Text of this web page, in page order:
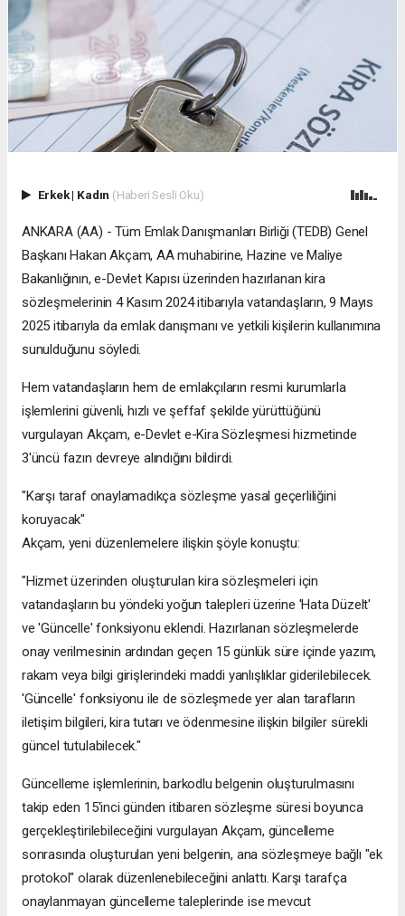
Erkek| Kadın (Haberi Sesli Oku)
ANKARA (AA) - Tüm Emlak Danışmanları Birliği (TEDB) Genel
Başkanı Hakan Akçam, AA muhabirine, Hazine ve Maliye
Bakanlığının, e-Devlet Kapısı üzerinden hazırlanan kira
sözleşmelerinin 4 Kasım 2024 itibarıyla vatandaşların, 9 Mayıs
2025 itibarıyla da emlak danışmanı ve yetkili kişilerin kullanımına
sunulduğunu söyledi.
Hem vatandaşların hem de emlakçıların resmi kurumlarla
işlemlerini güvenli, hızlı ve şeffaf şekilde yürüttüğünü
vurgulayan Akçam, e-Devlet e-Kira Sözleşmesi hizmetinde
3'üncü fazın devreye alındığını bildirdi.
"Karşı taraf onaylamadıkça sözleşme yasal geçerliliğini
koruyacak"
Akçam, yeni düzenlemelere ilişkin şöyle konuştu:
"Hizmet üzerinden oluşturulan kira sözleşmeleri için
vatandaşların bu yöndeki yoğun talepleri üzerine 'Hata Düzelt'
ve 'Güncelle' fonksiyonu eklendi. Hazırlanan sözleşmelerde
onay verilmesinin ardından geçen 15 günlük süre içinde yazım,
rakam veya bilgi girişlerindeki maddi yanlışlıklar giderilebilecek.
'Güncelle' fonksiyonu ile de sözleşmede yer alan tarafların
iletişim bilgileri, kira tutarı ve ödenmesine ilişkin bilgiler sürekli
güncel tutulabilecek."
Güncelleme işlemlerinin, barkodlu belgenin oluşturulmasını
takip eden 15'inci günden itibaren sözleşme süresi boyunca
gerçekleştirilebileceğini vurgulayan Akçam, güncelleme
sonrasında oluşturulan yeni belgenin, ana sözleşmeye bağlı "ek
protokol" olarak düzenlenebileceğini anlattı. Karşı tarafça
onaylanmayan güncelleme taleplerinde ise mevcut